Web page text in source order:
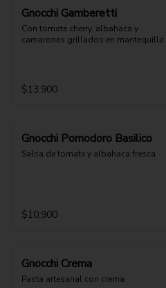
Gnocchi Gamberetti
Con tomate cherry, albahaca y
camarones grillados en mantequilla.
$13.900
Gnocchi Pomodoro Basilico
Salsa de tomate y albahaca fresca
$10.900
Gnocchi Crema
Pasta artesanal con crema